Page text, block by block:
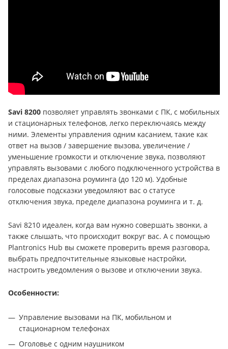
Savi 8200 позволяет управлять звонками с ПК, с мобильных
и стационарных телефонов, легко переключаясь между
ними. Элементы управления одним касанием, такие как
ответ на вызов / завершение вызова, увеличение /
уменьшение громкости и отключение звука, позволяют
управлять вызовами с любого подключенного устройства в
пределах диапазона роуминга (до 120 м). Удобные
голосовые подсказки уведомляют вас о статусе
отключения звука, пределе диапазона роуминга и т. д.
Savi 8210 идеален, когда вам нужно совершать звонки, а
также слышать, что происходит вокруг вас. А с помощью
Plantronics Hub вы сможете проверить время разговора,
выбрать предпочтительные языковые настройки,
настроить уведомления о вызове и отключении звука.
Особенности:
Управление вызовами на ПК, мобильном и
стационарном телефонах
Оголовье с одним наушником